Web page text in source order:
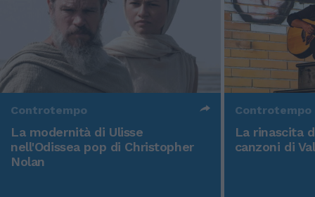
Controtempo
La modernità di Ulisse
nell'Odissea pop di Christopher
Nolan
Controtempo
La rinascita
canzoni di